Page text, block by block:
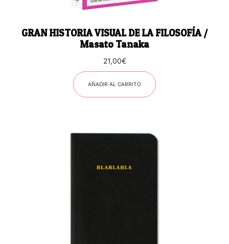
GRAN HISTORIA VISUAL DE LA FILOSOFÍA /
Masato Tanaka
21,00€
AÑADIR AL CARRITO